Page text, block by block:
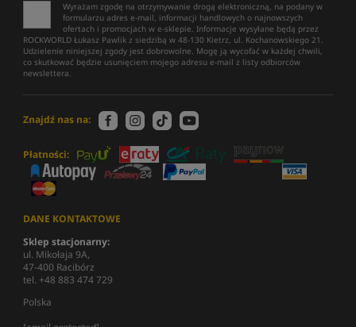
Wyrażam zgodę na otrzymywanie drogą elektroniczną, na podany w
formularzu adres e-mail, informacji handlowych o najnowszych
ofertach i promocjach w e-sklepie. Informacje wysyłane będą przez
ROCKWORLD Łukasz Pawlik z siedzibą w 48-130 Kietrz, ul. Kochanowskiego 21.
Udzielenie niniejszej zgody jest dobrowolne. Mogę ją wycofać w każdej chwili,
co skutkować będzie usunięciem mojego adresu e-mail z listy odbiorców
newslettera.
Znajdź nas na:
Płatności:
DANE KONTAKTOWE
Sklep stacjonarny:
ul. Mikołaja 9A,
47-400 Racibórz
tel. +48 883 474 729
Polska